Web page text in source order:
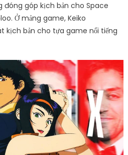
đóng góp kịch bản cho Space
Ở mảng game, Keiko
kịch bản cho tựa game nổi tiếng